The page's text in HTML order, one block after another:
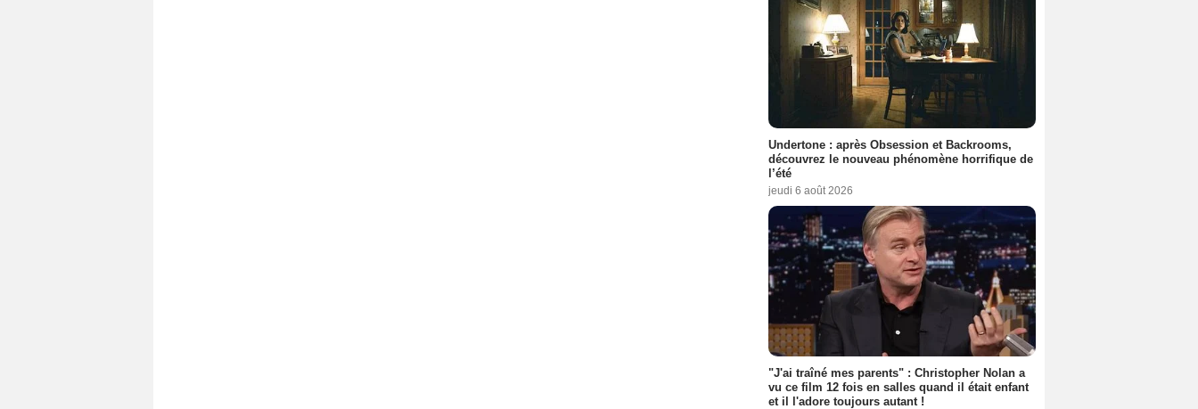
Undertone : après Obsession et Backrooms,
découvrez le nouveau phénomène horrifique de
l’été
jeudi 6 août 2026
"J'ai traîné mes parents" : Christopher Nolan a
vu ce film 12 fois en salles quand il était enfant
et il l'adore toujours autant !